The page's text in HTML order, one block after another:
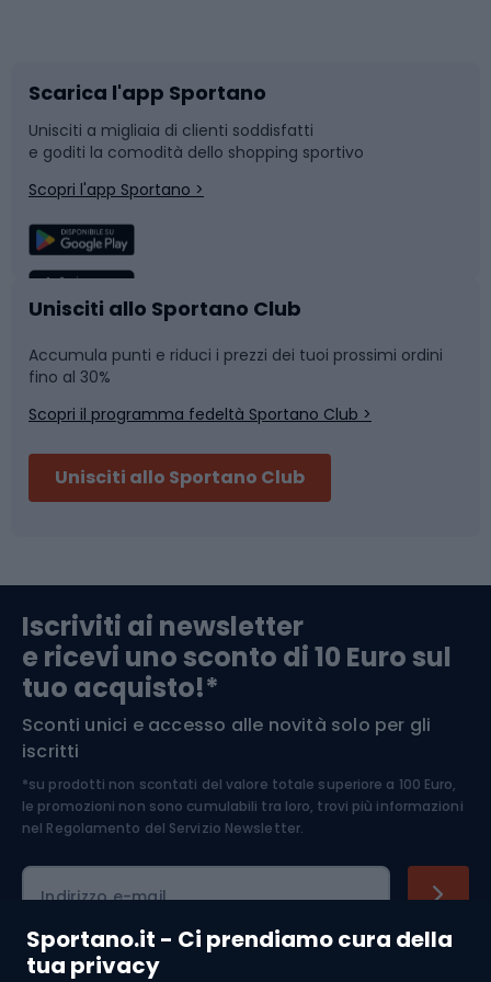
Sportano.it - Ci prendiamo cura della
tua privacy
Bushcraft
Corsa
Sport di squadra
Caschi da ciclismo
Skitouring
Abbigliamento da escursionismo
Slitte e slittini
Snowboard
Camminata nordica
Nuoto
Pattinaggio
Componenti per biciclette
Arrampicata
Medicina dello sport
Abbigliamento ciclistico
Scarica l'app Sportano
Unisciti a migliaia di clienti soddisfatti
e goditi la comodità dello shopping sportivo
Scopri l'app Sportano >
Unisciti allo Sportano Club
Accumula punti e riduci i prezzi dei tuoi prossimi ordini
fino al 30%
Scopri il programma fedeltà Sportano Club >
Unisciti allo Sportano Club
Iscriviti ai newsletter
e ricevi uno sconto di 10 Euro sul
tuo acquisto!*
Sconti unici e accesso alle novità solo per gli
iscritti
*su prodotti non scontati del valore totale superiore a 100 Euro,
le promozioni non sono cumulabili tra loro, trovi più informazioni
nel Regolamento del Servizio Newsletter.
Indirizzo e-mail